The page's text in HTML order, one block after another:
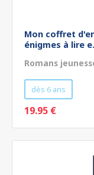
Mon coffret
énigmes à lire
Romans
dès 6 ans
19.95 €